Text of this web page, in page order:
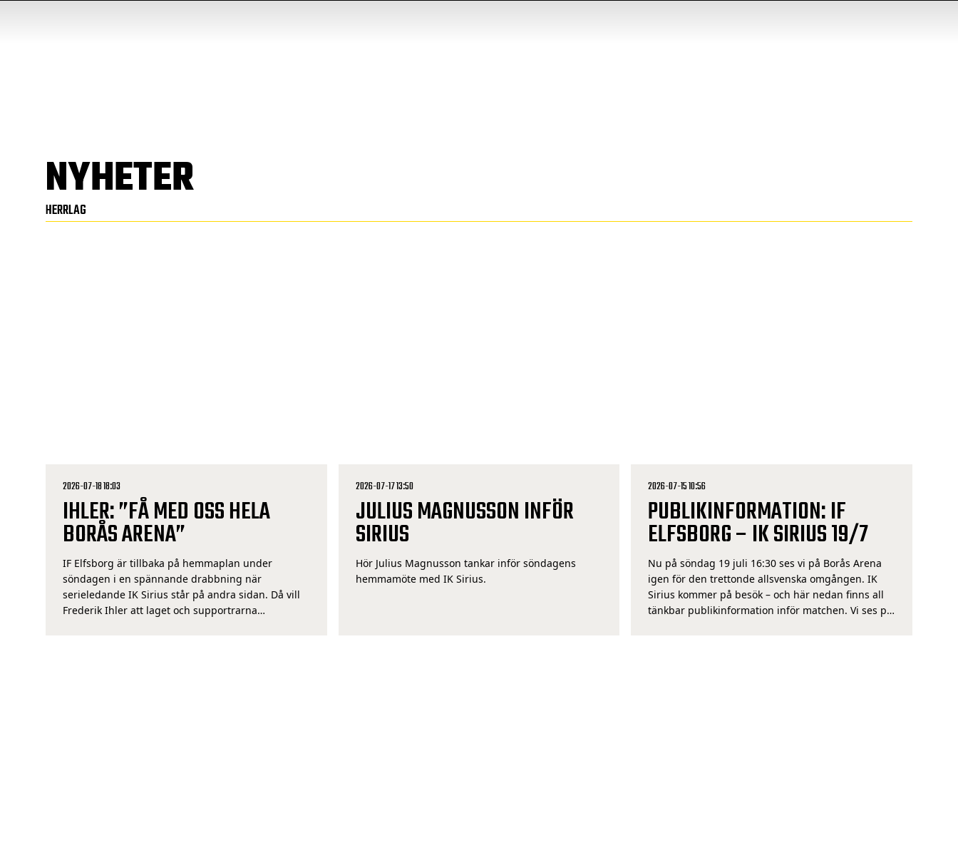
NYHETER
HERRLAG
2026-07-18 18:03
IHLER: ”FÅ MED OSS HELA
BORÅS ARENA”
IF Elfsborg är tillbaka på hemmaplan under
söndagen i en spännande drabbning när
serieledande IK Sirius står på andra sidan. Då vill
Frederik Ihler att laget och supportrarna
2026-07-17 13:50
JULIUS MAGNUSSON INFÖR
SIRIUS
Hör Julius Magnusson tankar inför söndagens
hemmamöte med IK Sirius.
2026-07-15 10:56
PUBLIKINFORMATION: IF
ELFSBORG – IK SIRIUS 19/7
Nu på söndag 19 juli 16:30 ses vi på Borås Arena
igen för den trettonde allsvenska omgången. IK
Sirius kommer på besök – och här nedan finns all
tänkbar publikinformation inför matchen. Vi ses på